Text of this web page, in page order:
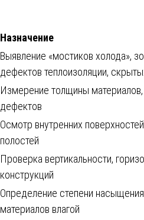
Назначение
Выявление «мостиков холода»,
дефектов теплоизоляции,
Измерение толщины
дефектов
Осмотр внутренних
полостей
Проверка вертикальности,
конструкций
Определение степени
материалов влагой